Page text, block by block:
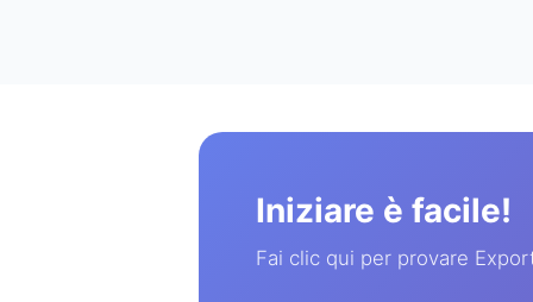
Iniziare è facile!
Fai clic qui per provare